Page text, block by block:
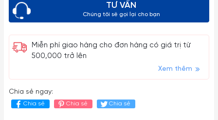
TƯ VẤN
Chúng tôi sẽ gọi lại cho bạn
Miễn phí giao hàng cho đơn hàng có giá trị từ
500,000 trở lên
Xem thêm
Chia sẻ ngay:
Chia sẻ Chia sẻ Chia sẻ